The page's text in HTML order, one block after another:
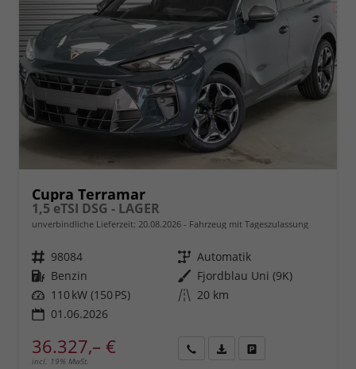
Cupra Terramar
1,5 eTSI DSG - LAGER
unverbindliche Lieferzeit: 20.08.2026 Fahrzeug mit Tageszulassung
Fahrzeugnr. 98084 Getriebe Automatik
Kraftstoff Benzin Außenfarbe Fjordblau Uni (9K)
Leistung 110 kW (150 PS) Kilometerstand 20 km
01.06.2026
36.327,– €
incl. 19% MwSt.